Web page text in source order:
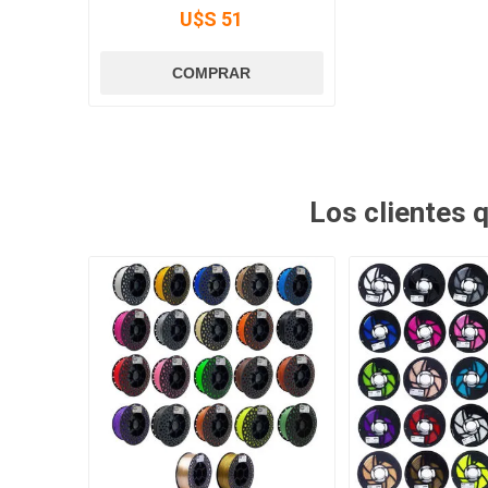
U$S 51
Los clientes